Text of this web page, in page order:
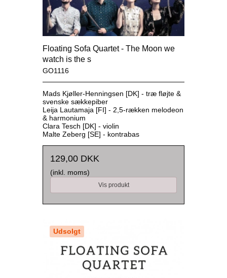
Floating Sofa Quartet - The Moon we
watch is the s
GO1116
Mads Kjøller-Henningsen [DK] - træ fløjte &
svenske sækkepiber
Leija Lautamaja [FI] - 2,5-rækken melodeon
& harmonium
Clara Tesch [DK] - violin
Malte Zeberg [SE] - kontrabas
129,00 DKK
(inkl. moms)
Vis produkt
Udsolgt